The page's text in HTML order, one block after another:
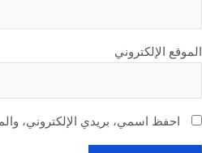
الموقع الإلكتروني
احفظ اسمي، بريدي الإلكتروني،